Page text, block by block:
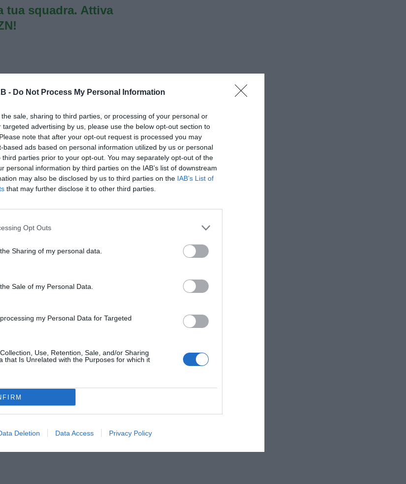
- Do Not Process My Personal Information
sale, sharing to third parties, or processing of your personal or
advertising by us, please use the below opt-out section to
note that after your opt-out request is processed you may
based ads based on personal information utilized by us or personal
third parties prior to your opt-out. You may separately opt-out of the
personal information by third parties on the IAB’s list of downstream
may also be disclosed by us to third parties on the IAB’s List of
that may further disclose it to other third parties.
Opt Outs
Sharing of my personal data.
Sale of my Personal Data.
my Personal Data for Targeted
Use, Retention, Sale, and/or Sharing
that Is Unrelated with the Purposes for which it
Deletion Data Access Privacy Policy
tua squadra. Attiva